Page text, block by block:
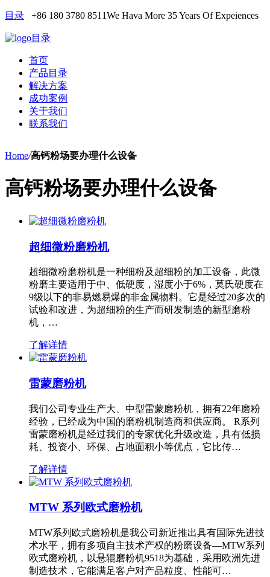
目录 +86 180 3780 8511We Hava More 35 Years Of Expeiences
目录
首页
产品目录
解决方案
成功案例
关于我们
联系我们
Home/高钙粉场要办理什么设备
高钙粉场要办理什么设备
超细微粉磨粉机
超细微粉磨粉机是一种细粉及超细粉的加工设备，此微
粉磨主要适用于中、低硬度，湿度小于6%，莫氏硬度在
9级以下的非易燃易爆的非金属物料。它是经过20多次的
试验和改进，为超细粉的生产而研发制造的新型磨粉
机，…
了解详情
雷蒙磨粉机
我们公司专业生产大、中型雷蒙磨粉机，拥有22年磨粉
经验，已经成为中国的磨粉机制造商和供应商。 R系列
雷蒙磨粉机是经过我们的专家优化升级改造，具有低损
耗、投资小、环保、占地面积小等优点，它比传…
了解详情
MTW 系列欧式磨粉机
MTW系列欧式磨粉机是我公司新近推出具有国际先进技
术水平，拥有多项自主技术产权的粉磨设备—MTW系列
欧式磨粉机，以悬辊磨粉机9518为基础，采用欧洲先进
制造技术，它能满足客户对产品粒度、性能可…